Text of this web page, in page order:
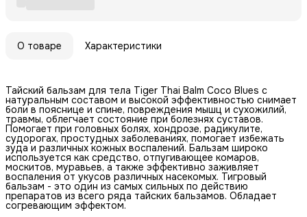
О товаре Характеристики
Тайский бальзам для тела Tiger Thai Balm Coco Blues с
натуральным составом и высокой эффективностью снимает
боли в пояснице и спине, повреждения мышц и сухожилий,
травмы, облегчает состояние при болезнях суставов.
Помогает при головных болях, хондрозе, радикулите,
судорогах, простудных заболеваниях, помогает избежать
зуда и различных кожных воспалений. Бальзам широко
используется как средство, отпугивающее комаров,
москитов, муравьев, а также эффективно заживляет
воспаления от укусов различных насекомых. Тигровый
бальзам - это один из самых сильных по действию
препаратов из всего ряда тайских бальзамов. Обладает
согревающим эффектом.